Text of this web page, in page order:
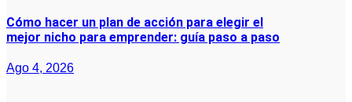
Cómo hacer un plan de acción para elegir el
mejor nicho para emprender: guía paso a paso
Ago 4, 2026